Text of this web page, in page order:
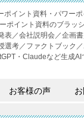
イント資料・パワー
ポイント資料のブラッ
表／会社説明会／企画
考／ファクトブック
・Claudeなど生成
お客様の声